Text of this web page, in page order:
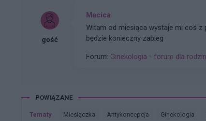
gość
Macica
Witam od miesiąca wystaje mi coś
będzie konieczny zabieg
Forum: Ginekologia - forum dla
POWIĄZANE
Tematy miesiączka antykoncepcja ginekologia